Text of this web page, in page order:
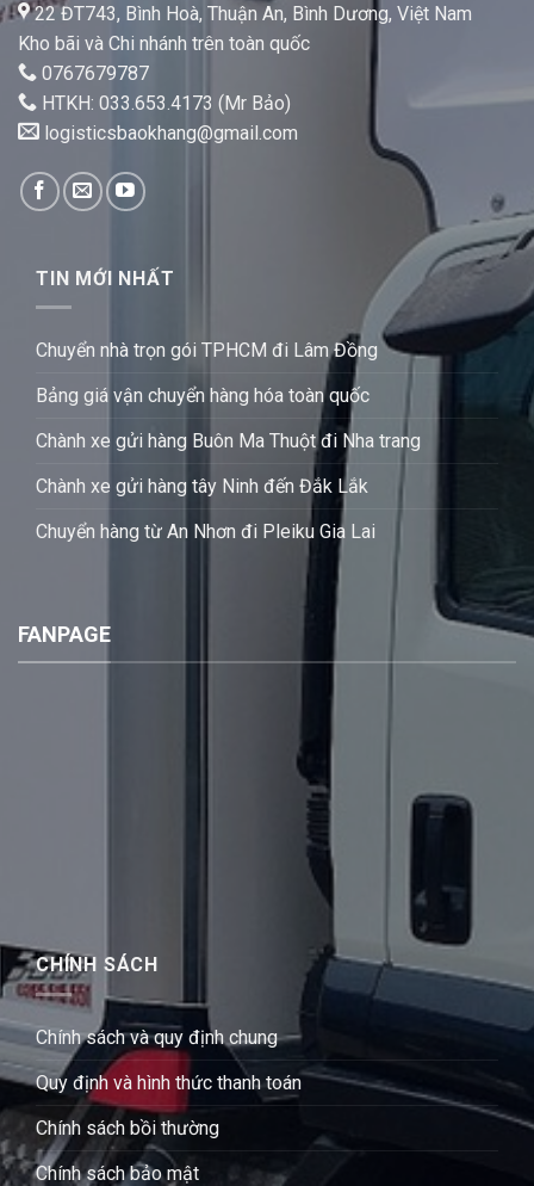
22 ĐT743, Bình Hoà, Thuận An, Bình Dương, Việt Nam
Kho bãi và Chi nhánh trên toàn quốc
0767679787
HTKH: 033.653.4173 (Mr Bảo)
logisticsbaokhang@gmail.com
TIN MỚI NHẤT
Chuyển nhà trọn gói TPHCM đi Lâm Đồng
Bảng giá vận chuyển hàng hóa toàn quốc
Chành xe gửi hàng Buôn Ma Thuột đi Nha trang
Chành xe gửi hàng tây Ninh đến Đắk Lắk
Chuyển hàng từ An Nhơn đi Pleiku Gia Lai
FANPAGE
CHÍNH SÁCH
Chính sách và quy định chung
Quy định và hình thức thanh toán
Chính sách bồi thường
Chính sách bảo mật